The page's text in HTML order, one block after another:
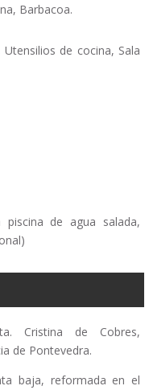
Barbacoa.
de cocina, Sala
de agua salada,
Cristina de Cobres,
de Pontevedra.
baja, reformada en el